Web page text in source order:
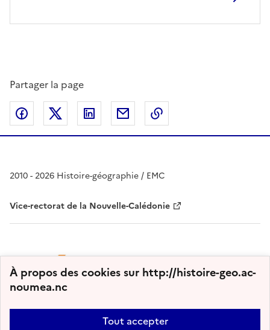
À propos des cookies sur http://histoire-geo.ac-
noumea.nc
Tout accepter
Partager la page
Partager sur Facebook
Partager sur Twitter
Partager sur LinkedIn
Partager par email
2010 - 2026 Histoire-géographie / EMC
Vice-rectorat de la Nouvelle-Calédonie